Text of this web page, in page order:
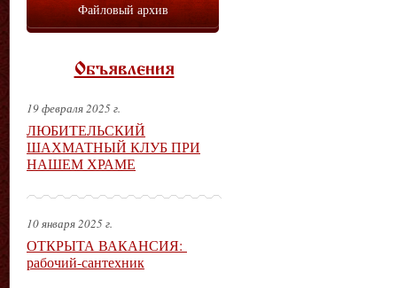
Файловый архив
Объявления
19 февраля 2025 г.
ЛЮБИТЕЛЬСКИЙ
ШАХМАТНЫЙ КЛУБ ПРИ
НАШЕМ ХРАМЕ
10 января 2025 г.
ОТКРЫТА ВАКАНСИЯ:
рабочий-сантехник